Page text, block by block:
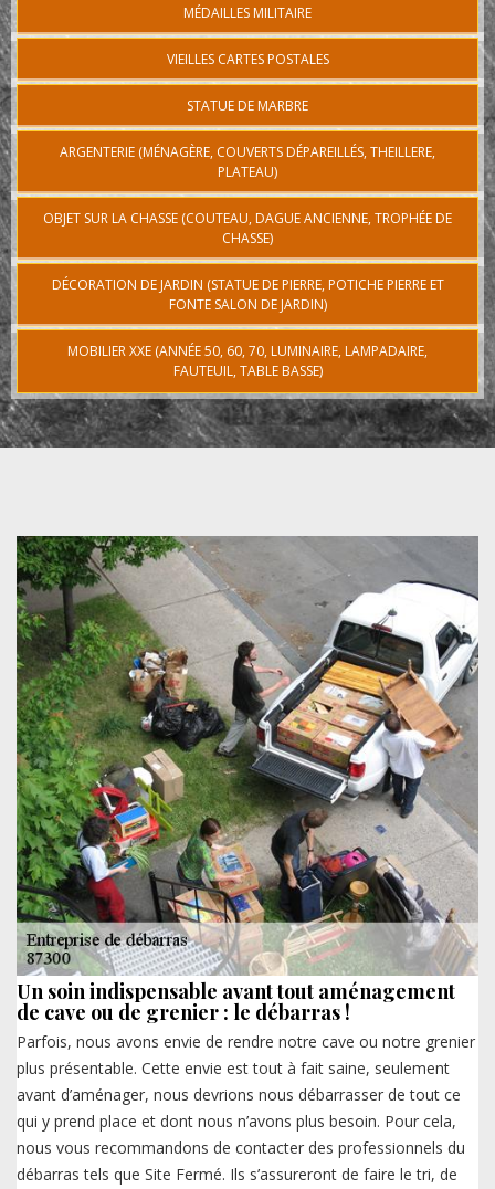
MÉDAILLES MILITAIRE
VIEILLES CARTES POSTALES
STATUE DE MARBRE
ARGENTERIE (MÉNAGÈRE, COUVERTS DÉPAREILLÉS, THEILLERE,
PLATEAU)
OBJET SUR LA CHASSE (COUTEAU, DAGUE ANCIENNE, TROPHÉE DE
CHASSE)
DÉCORATION DE JARDIN (STATUE DE PIERRE, POTICHE PIERRE ET
FONTE SALON DE JARDIN)
MOBILIER XXE (ANNÉE 50, 60, 70, LUMINAIRE, LAMPADAIRE,
FAUTEUIL, TABLE BASSE)
Un soin indispensable avant tout aménagement
de cave ou de grenier : le débarras !
Parfois, nous avons envie de rendre notre cave ou notre grenier
plus présentable. Cette envie est tout à fait saine, seulement
avant d’aménager, nous devrions nous débarrasser de tout ce
qui y prend place et dont nous n’avons plus besoin. Pour cela,
nous vous recommandons de contacter des professionnels du
débarras tels que Site Fermé. Ils s’assureront de faire le tri, de